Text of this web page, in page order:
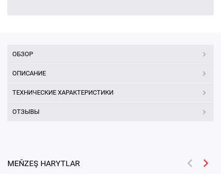
ОБЗОР
ОПИСАНИЕ
ТЕХНИЧЕСКИЕ ХАРАКТЕРИСТИКИ
ОТЗЫВЫ
MEŇZEŞ HARYTLAR